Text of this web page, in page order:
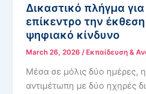
Δικαστικό πλήγμα
επίκεντρο την
ψηφιακό κίνδυνο
March 26, 2026/ Εκπαίδευση &
Μέσα σε μόλις δύο ημέρες,
αντιμέτωπη με δύο ηχηρές